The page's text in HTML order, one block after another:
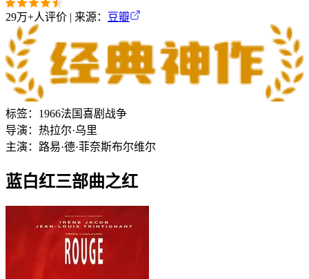
29万+人评价 | 来源： 豆瓣
标签： 1966法国喜剧 战争
导演： 热拉尔·乌里
主演： 路易·德·菲奈斯布尔维尔
蓝白红三部曲之红